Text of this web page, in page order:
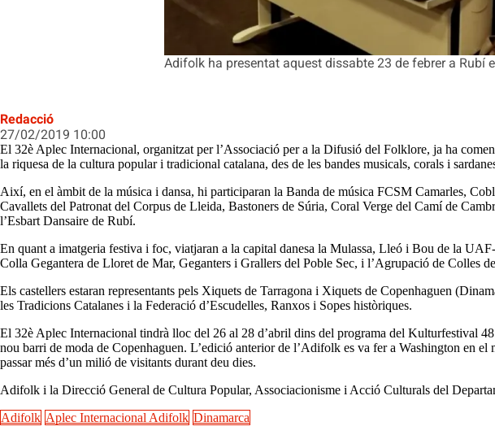
Adifolk ha presentat aquest dissabte 23 de febrer a
Redacció
27/02/2019 10:00
El 32è Aplec Internacional, organitzat per l’Associació per a la Difusió del Folklore, ja ha
la riquesa de la cultura popular i tradicional catalana, des de les bandes musicals, corals i
Així, en el àmbit de la música i dansa, hi participaran la Banda de música FCSM Camarles,
Cavallets del Patronat del Corpus de Lleida, Bastoners de Súria, Coral Verge del Camí de
l’Esbart Dansaire de Rubí.
En quant a imatgeria festiva i foc, viatjaran a la capital danesa la Mulassa, Lleó i Bou de la
Colla Gegantera de Lloret de Mar, Geganters i Grallers del Poble Sec, i l’Agrupació de Colles
Els castellers estaran representants pels Xiquets de Tarragona i Xiquets de Copenhaguen
les Tradicions Catalanes i la Federació d’Escudelles, Ranxos i Sopes històriques.
El 32è Aplec Internacional tindrà lloc del 26 al 28 d’abril dins del programa del Kulturfestival
nou barri de moda de Copenhaguen. L’edició anterior de l’Adifolk es va fer a Washington en
passar més d’un milió de visitants durant deu dies.
Adifolk i la Direcció General de Cultura Popular, Associacionisme i Acció Culturals del
Adifolk Aplec Internacional Adifolk Dinamarca